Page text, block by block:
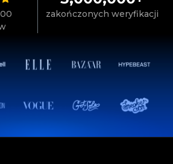
zakończonych weryfikacji